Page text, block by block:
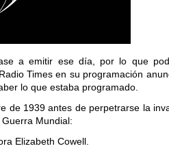
a emitir ese día, por lo que
Times en su programación
lo que estaba programado.
de 1939 antes de perpetrarse la
Mundial:
Elizabeth Cowell.